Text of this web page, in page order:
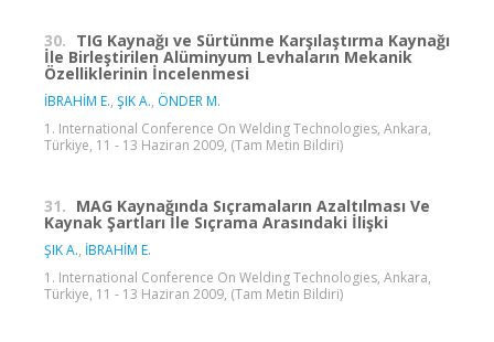
30. TIG Kaynağı ve Sürtünme Karşılaştırma Kaynağı
İle Birleştirilen Alüminyum Levhaların Mekanik
Özelliklerinin İncelenmesi
İBRAHİM E., ŞIK A., ÖNDER M.
1. International Conference On Welding Technologies, Ankara,
Türkiye, 11 - 13 Haziran 2009, (Tam Metin Bildiri)
31. MAG Kaynağında Sıçramaların Azaltılması Ve
Kaynak Şartları İle Sıçrama Arasındaki İlişki
ŞIK A., İBRAHİM E.
1. International Conference On Welding Technologies, Ankara,
Türkiye, 11 - 13 Haziran 2009, (Tam Metin Bildiri)